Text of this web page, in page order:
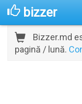
bizzer
Bizzer.md
pagină / lună.